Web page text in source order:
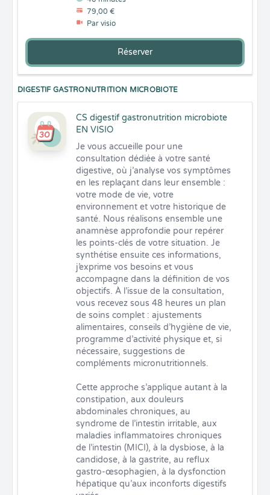
79,00 €
Par visio
Réserver
DIGESTIF GASTRONUTRITION MICROBIOTE
CS digestif gastronutrition microbiote
EN VISIO
Je vous accueille pour une
consultation dédiée à votre santé
digestive, où j’analyse vos symptômes
en les replaçant dans leur ensemble :
votre mode de vie, votre
environnement et votre historique de
santé. Nous réalisons ensemble une
anamnèse approfondie pour repérer
les points-clés de votre situation. Je
synthétise ensuite ces informations,
j’exprime vos besoins et vous
accompagne dans la définition de vos
objectifs. À l’issue de la consultation,
vous recevez sous 48 heures un plan
de soins complet : ajustements
alimentaires, conseils d’hygiène de vie,
programme d’activité physique et, si
nécessaire, suggestions de
compléments micronutritionnels.
Cette approche s’applique autant à la
constipation, aux douleurs
abdominales chroniques, au
syndrome de l’intestin irritable, aux
maladies inflammatoires chroniques
de l’intestin (MICI), à la dysbiose, à la
candidose, à la gastrite, au reflux
gastro-œsophagien, à la dysfonction
hépatique qu’aux inconforts digestifs